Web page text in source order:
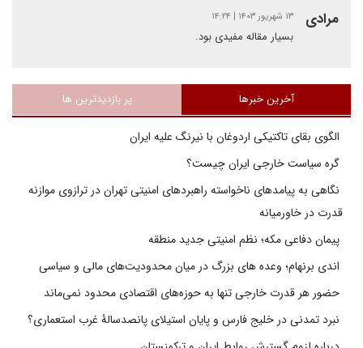
مرادی ۱۳ شهریور ۱۴۰۳ | ۱۴:۲۴
بسیار مقاله مفیدی بود.
آخرین خبرها پر بازدیدترین ها
الگوی بقای تاکتیکی اردوغان با نیرنگ علیه ایران
گره سیاست خارجی ایران چیست؟
نگاهی به پیامدهای ناخواسته راهبردهای امنیتی تهران در ترازوی موازنه
قدرت در خاورمیانه
پیمان دفاعی مکه؛ نظم امنیتی جدید منطقه
اندی برنهام؛ وعده های بزرگ در میان محدودیت‌های مالی و سیاسی
حضور هر قدرت خارجی تنها به حوزه‌های اقتصادی محدود نمی‌ماند
نبرد تمدنی در خلیج فارس و پایان استیلای پانصدسالۀ غرب استعماری؟